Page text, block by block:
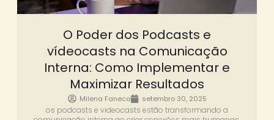
O Poder dos Podcasts e
vídeocasts na Comunicação
Interna: Como Implementar e
Maximizar Resultados
Milena Faneco setembro 30, 2025
os podcasts e videocasts estão transformando a